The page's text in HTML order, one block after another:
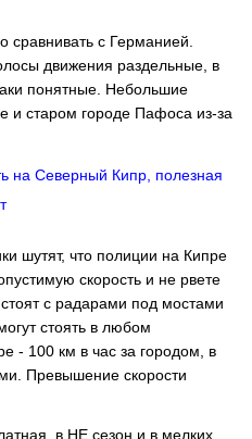
с Германией.
движения раздельные, в
понятные. Небольшие
и старом городе Пафоса из-за
на Северный Кипр, полезная
шутят, что полиции на Кипре
скорость и не рвете
с радарами под мостами
стоять в любом
- 100 км в час за городом, в
Превышение скорости
в НЕ сезон и в мелких